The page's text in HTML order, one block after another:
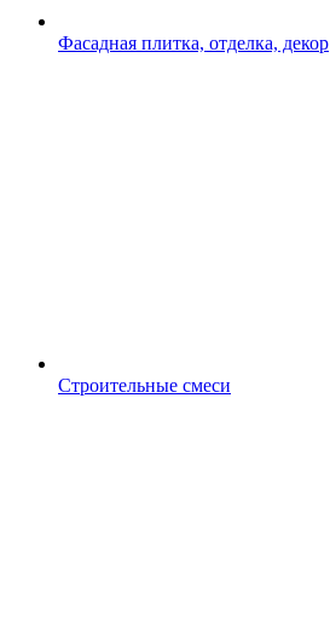
Фасадная плитка, отделка, декор
Строительные смеси